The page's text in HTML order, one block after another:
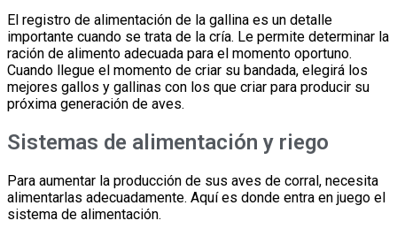
El registro de alimentación de la gallina es un detalle
importante cuando se trata de la cría. Le permite determinar la
ración de alimento adecuada para el momento oportuno.
Cuando llegue el momento de criar su bandada, elegirá los
mejores gallos y gallinas con los que criar para producir su
próxima generación de aves.
Sistemas de alimentación y riego
Para aumentar la producción de sus aves de corral, necesita
alimentarlas adecuadamente. Aquí es donde entra en juego el
sistema de alimentación.